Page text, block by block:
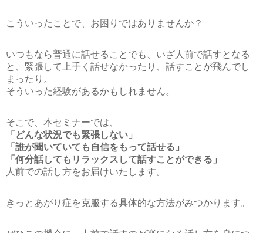
こういったことで、お困りではありませんか？
いつもなら普通に話せることでも、いざ人前で話すとなる
と、緊張して上手く話せなかったり、話すことが飛んでし
まったり。
そういった経験があるかもしれません。
そこで、本セミナーでは、
「どんな状況でも緊張しない」
「誰が聞いていても自信をもって話せる」
「何分話してもリラックスして話すことができる」
人前での話し方をお届けいたします。
きっとあがり症を克服する具体的な方法がみつかります。